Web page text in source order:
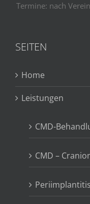
Termine: nach
SEITEN
Home
Leistungen
CMD-
CMD –
Periimplantitis